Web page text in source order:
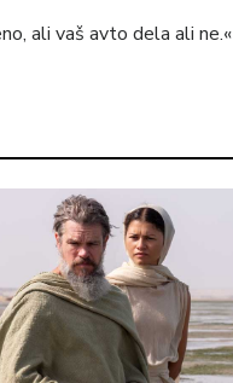
ali vaš avto dela ali ne.«